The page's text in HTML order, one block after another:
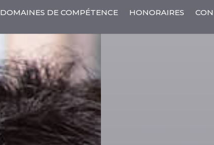
DOMAINES DE COMPÉTENCE HONORAIRES